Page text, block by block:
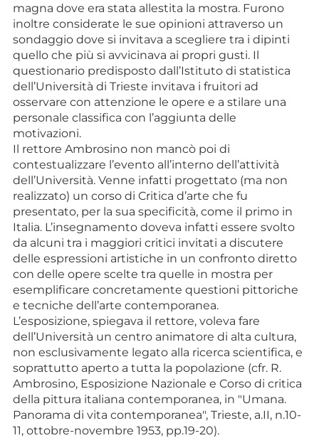
magna dove era stata allestita la mostra. Furono
inoltre considerate le sue opinioni attraverso un
sondaggio dove si invitava a scegliere tra i dipinti
quello che più si avvicinava ai propri gusti. Il
questionario predisposto dall’Istituto di statistica
dell’Università di Trieste invitava i fruitori ad
osservare con attenzione le opere e a stilare una
personale classifica con l’aggiunta delle
motivazioni.
Il rettore Ambrosino non mancò poi di
contestualizzare l’evento all’interno dell’attività
dell’Università. Venne infatti progettato (ma non
realizzato) un corso di Critica d’arte che fu
presentato, per la sua specificità, come il primo in
Italia. L’insegnamento doveva infatti essere svolto
da alcuni tra i maggiori critici invitati a discutere
delle espressioni artistiche in un confronto diretto
con delle opere scelte tra quelle in mostra per
esemplificare concretamente questioni pittoriche
e tecniche dell’arte contemporanea.
L’esposizione, spiegava il rettore, voleva fare
dell’Università un centro animatore di alta cultura,
non esclusivamente legato alla ricerca scientifica, e
soprattutto aperto a tutta la popolazione (cfr. R.
Ambrosino, Esposizione Nazionale e Corso di critica
della pittura italiana contemporanea, in "Umana.
Panorama di vita contemporanea", Trieste, a.II, n.10-
11, ottobre-novembre 1953, pp.19-20).